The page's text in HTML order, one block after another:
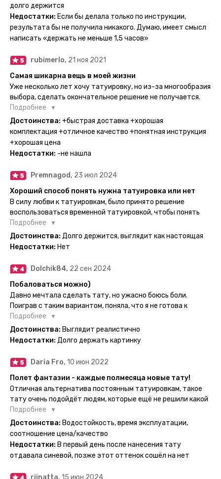
очередного рисунка у меня на руке друзья до сих пор
каждый раз уточняют, временная ли тату или я всё-таки
решила себе что-то набить :) Т. к. если следовать
инструкции, то её действительно не отличить от
настоящей. Главное, не стараться перевести большую
тату на какой-то маленький участок кожи (например,
запястье) - вследствие чего могут плохо отпечататься
какие-то части рисунка. Но это, скажем так, риски, которые
вы берёте на себя сами ;)
долго держится
Недостатки: Если бы делала только по инструкции,
результата бы не получила никакого. Думаю, имеет смысл
написать «держать не меньше 1,5 часов»
rubimerlo, 21 ноя 2021
Самая шикарна вещь в моей жизни
Уже несколько лет хочу татуировку, но из-за многообразия
выбора, сделать окончательное решение не получается.
Поэтому everink стали для меня настоящей находкой. Как
только тату пришли, я сразу понеслась их забирать. Хочу
отметить, что у everink очень большой выбор мест для
доставки, что значительно упрощает процесс получения
тату. Посылка была упакованна в бумажный плотный
конверт, внутри оказалась ещё одна упаковка с
дизайнерским принтом. Комплектация набора: сами тату,
упакованные в специальные пакетики, салфетки,
инструкция по нанесению. Всё выглядит очень мило. Я уже
нанесла одну из них и сейчас жду результата. Всё очень
понятно объяснено, отдельным плюсом для меня стала
картинка с обозначениями тех мечт, где тату будет
держаться дольше всего. В общем всём советую и
рекомендую, буду заказывать ещё))
Подробнее
Достоинства: +быстрая доставка +хорошая
комплектация +отличное качество +понятная инструкция
+хорошая цена
Недостатки: -не нашла
Premnagod, 23 июл 2024
Хороший способ понять нужна татуировка или нет
В силу любви к татуировкам, было принято решение
воспользоваться временной татуировкой, чтобы понять
хочется набивать настоящую или нет, как оказалось
смысла набивать нет, ведь можно постоянно делать
временные татуировки и в случае если одна не понравится
больше ничего и не нужно.
Подробнее
Достоинства: Долго держится, выглядит как настоящая
Недостатки: Нет
Dolchik84, 22 сен 2024
Побаловаться можно)
Давно мечтала сделать тату, но ужасно боюсь боли.
Поиграв с таким вариантом, поняла, что я не готова к
постоянной тату. Поэтому благодарю, что есть такая
возможность. Муж смог сделать тату в нескольких местах
одной картинкой).
Подробнее
Достоинства: Выглядит реалистично
Недостатки: Долго держать картинку
Daria Fro, 10 июн 2022
Полет фантазии - каждые полмесяца новые тату!
Отличная альтернатива постоянным татуировкам, такое
тату очень подойдёт людям, которые ещё не решили какой
эскиз им подойдёт на всю жизнь - продукт еверинк
держится на теле до 2 недель - после нанесения не нужно
бояться мочить такие тату, вода их так просто не смоет. К
рисункам прикладывается инструкция, но я предпочла
другой способ нанесения - оставила наклейку на теле на
ночь, чтобы точно перестраховаться - на утро эффект
сразу же проявился. На неподвижных частях тела тату
Подробнее
Достоинства: Водостойкость, время эксплуатации,
соотношение цена/качество
Недостатки: В первый день после нанесения тату
отдавала синевой, позже этот оттенок сошёл на нет
riinatta, 15 июн 2024